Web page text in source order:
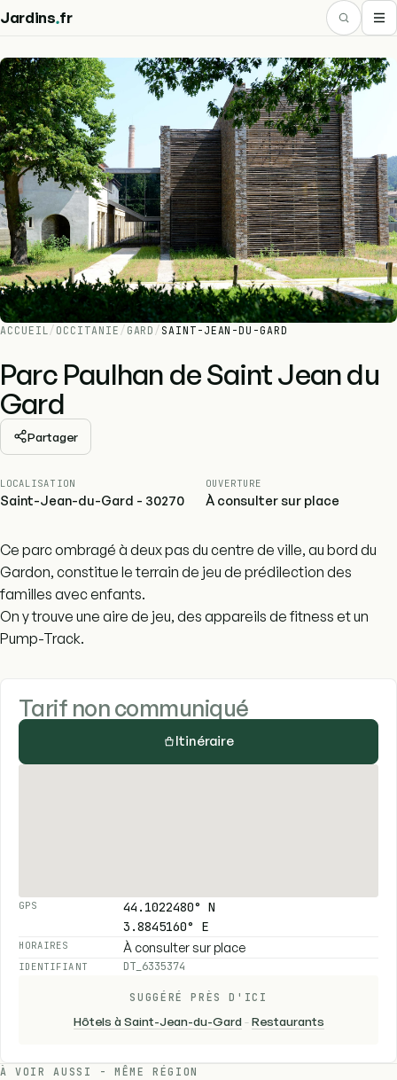
Jardins.fr
ACCUEIL/ OCCITANIE / GARD / SAINT-JEAN-DU-GARD
Parc Paulhan de Saint Jean du
Gard
Partager
LOCALISATION
Saint-Jean-du-Gard - 30270
OUVERTURE
À consulter sur place
Ce parc ombragé à deux pas du centre de ville, au bord du
Gardon, constitue le terrain de jeu de prédilection des
familles avec enfants.
On y trouve une aire de jeu, des appareils de fitness et un
Pump-Track.
Tarif non communiqué
Itinéraire
GPS
44.1022480° N
3.8845160° E
HORAIRES À consulter sur place
IDENTIFIANT DT_6335374
SUGGÉRÉ PRÈS D'ICI
Hôtels à Saint-Jean-du-Gard -Restaurants
À VOIR AUSSI - MÊME RÉGION